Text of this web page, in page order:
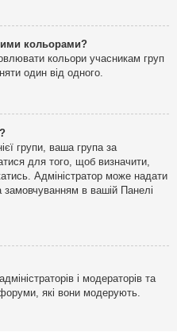
кольорами?
кольори учасникам груп
один від одного.
групи, ваша група за
для того, щоб визначити,
Адміністратор може надати
в вашій Панелі
і модераторів та
які вони модерують.